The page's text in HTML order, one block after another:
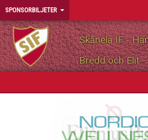
SPONSORBILJETER
Skånela IF -
Bredd och Elit